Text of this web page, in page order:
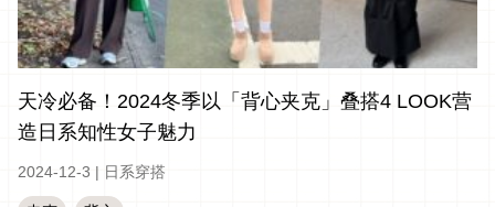
天冷必备！2024冬季以「背心夹克」叠搭4 LOOK营
造日系知性女子魅力
2024-12-3 | 日系穿搭